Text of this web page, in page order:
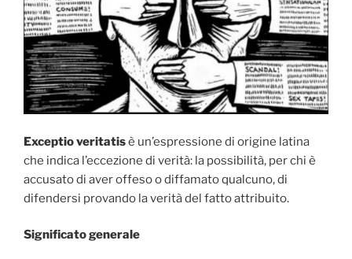
k
n
p
d
i
Exceptio veritatisè un’espressione di origine latina
che indica l’eccezione di verità: la possibilità, per chi è
accusato di aver offeso o diffamato qualcuno, di
difendersi provando la verità del fatto attribuito.
Significato generale